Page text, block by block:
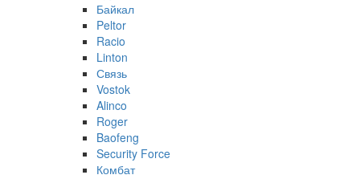
Байкал
Peltor
Racio
Linton
Связь
Vostok
Alinco
Roger
Baofeng
Security Force
Комбат